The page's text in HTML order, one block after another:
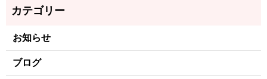
お知らせ
ブログ